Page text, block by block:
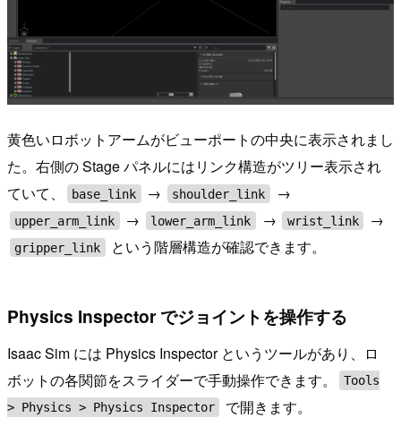
黄色いロボットアームがビューポートの中央に表示されまし
た。右側の Stage パネルにはリンク構造がツリー表示され
ていて、
base_link → shoulder_link →
upper_arm_link → lower_arm_link → wrist_link →
gripper_link という階層構造が確認できます。
Physics Inspector でジョイントを操作する
Isaac Sim には Physics Inspector というツールがあり、ロ
ボットの各関節をスライダーで手動操作できます。
Tools
> Physics > Physics Inspector
で開きます。